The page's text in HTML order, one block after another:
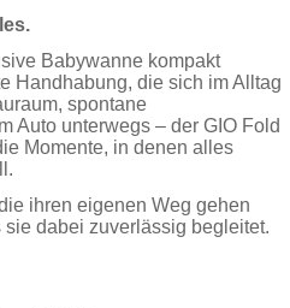
Babywanne kompakt
Handhabung, die sich im Alltag
spontane
Auto unterwegs – der GIO Fold
Momente, in denen alles
ihren eigenen Weg gehen
dabei zuverlässig begleitet.